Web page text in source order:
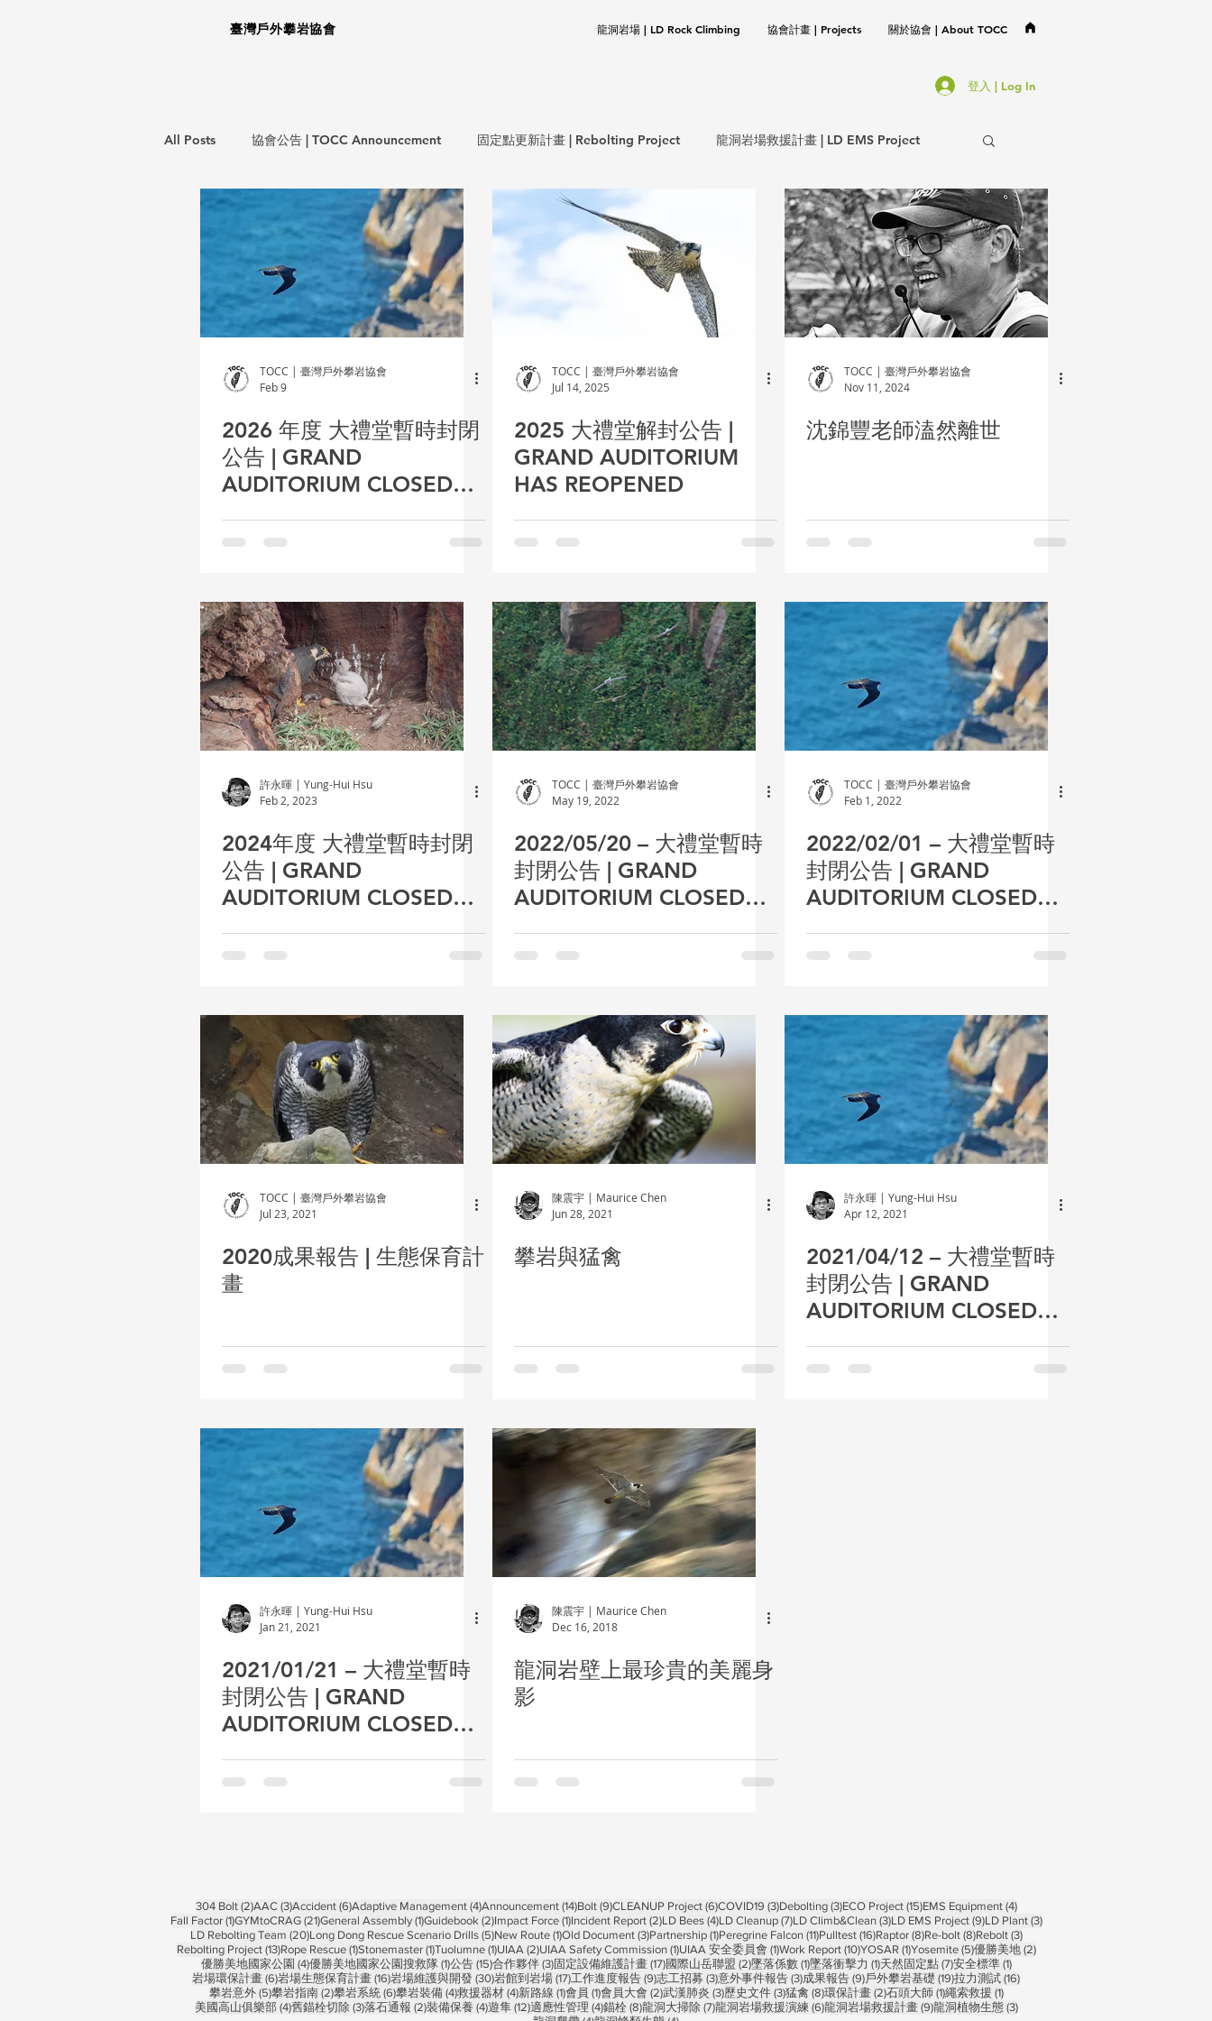
臺灣戶外攀岩協會 龍洞岩場 | LD Rock Climbing 協會計畫 | Projects 關於協會 | About TOCC
登入 | Log In
All Posts 協會公告 | TOCC Announcement 固定點更新計畫 | Rebolting Project 龍洞岩場救援計畫 | LD EMS Project
意外事件報告 | Incident Report 生態保育計畫 | ECO Project 環保計畫 | CLEANUP Project 協會事務 | TOCC Affair
教育訓練 | Training Courses 攀岩基礎 | Rock Climbing Basics 歷史文件 | Documentation 不分類 | Miscellaneous
TOCC | 臺灣戶外攀岩協會
Feb 9
2026 年度 大禮堂暫時封閉
公告 | GRAND
AUDITORIUM CLOSED
TOCC | 臺灣戶外攀岩協會
Jul 14, 2025
2025 大禮堂解封公告 |
GRAND AUDITORIUM
HAS REOPENED
TOCC | 臺灣戶外攀岩協會
Nov 11, 2024
沈錦豐老師溘然離世
許永暉 | Yung-Hui Hsu
Feb 2, 2023
2024年度 大禮堂暫時封閉
公告 | GRAND
AUDITORIUM CLOSED
TOCC | 臺灣戶外攀岩協會
May 19, 2022
2022/05/20 – 大禮堂暫時
封閉公告 | GRAND
AUDITORIUM CLOSED
TOCC | 臺灣戶外攀岩協會
Feb 1, 2022
2022/02/01 – 大禮堂暫時
封閉公告 | GRAND
AUDITORIUM CLOSED
TOCC | 臺灣戶外攀岩協會
Jul 23, 2021
2020成果報告 | 生態保育計
畫
陳震宇 | Maurice Chen
Jun 28, 2021
攀岩與猛禽
許永暉 | Yung-Hui Hsu
Apr 12, 2021
2021/04/12 – 大禮堂暫時
封閉公告 | GRAND
AUDITORIUM CLOSED
許永暉 | Yung-Hui Hsu
Jan 21, 2021
2021/01/21 – 大禮堂暫時
封閉公告 | GRAND
AUDITORIUM CLOSED
陳震宇 | Maurice Chen
Dec 16, 2018
龍洞岩壁上最珍貴的美麗身
影
304 Bolt (2)2 posts
AAC (3)3 posts
Accident (6)6 posts
Adaptive Management (4)4 posts
Announcement (14)14 posts
Bolt (9)9 posts
CLEANUP Project (6)6 posts
COVID19 (3)3 posts
Debolting (3)3 posts
ECO Project (15)15 posts
EMS Equipment (4)4 posts
Fall Factor (1)1 post
GYMtoCRAG (21)21 posts
General Assembly (1)1 post
Guidebook (2)2 posts
Impact Force (1)1 post
Incident Report (2)2 posts
LD Bees (4)4 posts
LD Cleanup (7)7 posts
LD Climb&Clean (3)3 posts
LD EMS Project (9)9 posts
LD Plant (3)3 posts
LD Rebolting Team (20)20 posts
Long Dong Rescue Scenario Drills (5)5 posts
New Route (1)1 post
Old Document (3)3 posts
Partnership (1)1 post
Peregrine Falcon (11)11 posts
Pulltest (16)16 posts
Raptor (8)8 posts
Re-bolt (8)8 posts
Rebolt (3)3 posts
Rebolting Project (13)13 posts
Rope Rescue (1)1 post
Stonemaster (1)1 post
Tuolumne (1)1 post
UIAA (2)2 posts
UIAA Safety Commission (1)1 post
UIAA 安全委員會 (1)1 post
Work Report (10)10 posts
YOSAR (1)1 post
Yosemite (5)5 posts
優勝美地 (2)2 posts
優勝美地國家公園 (4)4 posts
優勝美地國家公園搜救隊 (1)1 post
公告 (15)15 posts
合作夥伴 (3)3 posts
固定設備維護計畫 (17)17 posts
國際山岳聯盟 (2)2 posts
墜落係數 (1)1 post
墜落衝擊力 (1)1 post
天然固定點 (7)7 posts
安全標準 (1)1 post
岩場環保計畫 (6)6 posts
岩場生態保育計畫 (16)16 posts
岩場維護與開發 (30)30 posts
岩館到岩場 (17)17 posts
工作進度報告 (9)9 posts
志工招募 (3)3 posts
意外事件報告 (3)3 posts
成果報告 (9)9 posts
戶外攀岩基礎 (19)19 posts
拉力測試 (16)16 posts
攀岩意外 (5)5 posts
攀岩指南 (2)2 posts
攀岩系統 (6)6 posts
攀岩裝備 (4)4 posts
救援器材 (4)4 posts
新路線 (1)1 post
會員 (1)1 post
會員大會 (2)2 posts
武漢肺炎 (3)3 posts
歷史文件 (3)3 posts
猛禽 (8)8 posts
環保計畫 (2)2 posts
石頭大師 (1)1 post
繩索救援 (1)1 post
美國高山俱樂部 (4)4 posts
舊錨栓切除 (3)3 posts
落石通報 (2)2 posts
裝備保養 (4)4 posts
遊隼 (12)12 posts
適應性管理 (4)4 posts
錨栓 (8)8 posts
龍洞大掃除 (7)7 posts
龍洞岩場救援演練 (6)6 posts
龍洞岩場救援計畫 (9)9 posts
龍洞植物生態 (3)3 posts